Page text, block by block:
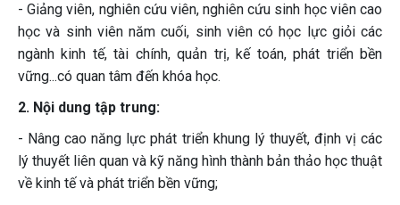
- Giảng viên, nghiên cứu viên, nghiên cứu sinh học viên cao
học và sinh viên năm cuối, sinh viên có học lực giỏi các
ngành kinh tế, tài chính, quản trị, kế toán, phát triển bền
vững...có quan tâm đến khóa học.
2. Nội dung tập trung:
- Nâng cao năng lực phát triển khung lý thuyết, định vị các
lý thuyết liên quan và kỹ năng hình thành bản thảo học thuật
về kinh tế và phát triển bền vững;